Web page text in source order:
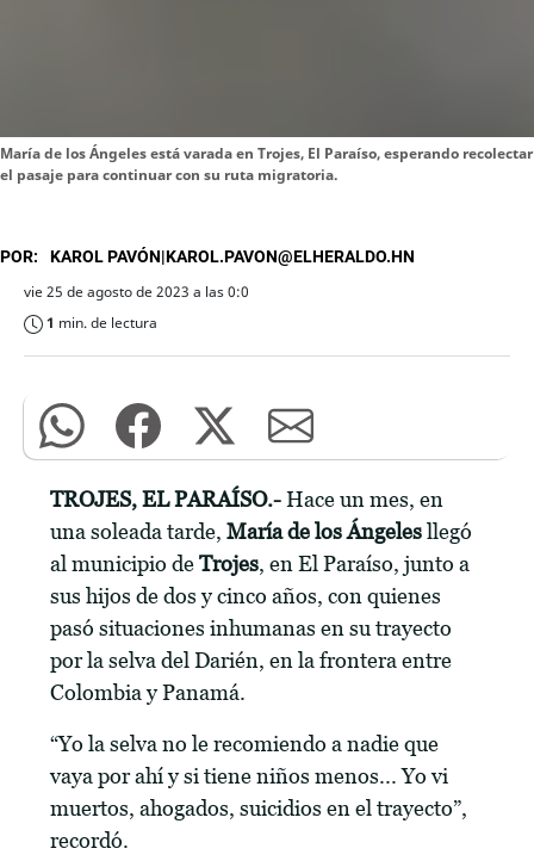
María de los Ángeles está varada en Trojes, El Paraíso, esperando recolectar
el pasaje para continuar con su ruta migratoria.
POR: KAROL PAVÓN|KAROL.PAVON@ELHERALDO.HN
vie 25 de agosto de 2023 a las 0:0
1 min. de lectura
TROJES, EL PARAÍSO.-Hace un mes, en
una soleada tarde,María de los Ángelesllegó
al municipio deTrojes, en El Paraíso, junto a
sus hijos de dos y cinco años, con quienes
pasó situaciones inhumanas en su trayecto
por la selva del Darién, en la frontera entre
Colombia y Panamá.
“Yo la selva no le recomiendo a nadie que
vaya por ahí y si tiene niños menos... Yo vi
muertos, ahogados, suicidios en el trayecto”,
recordó.